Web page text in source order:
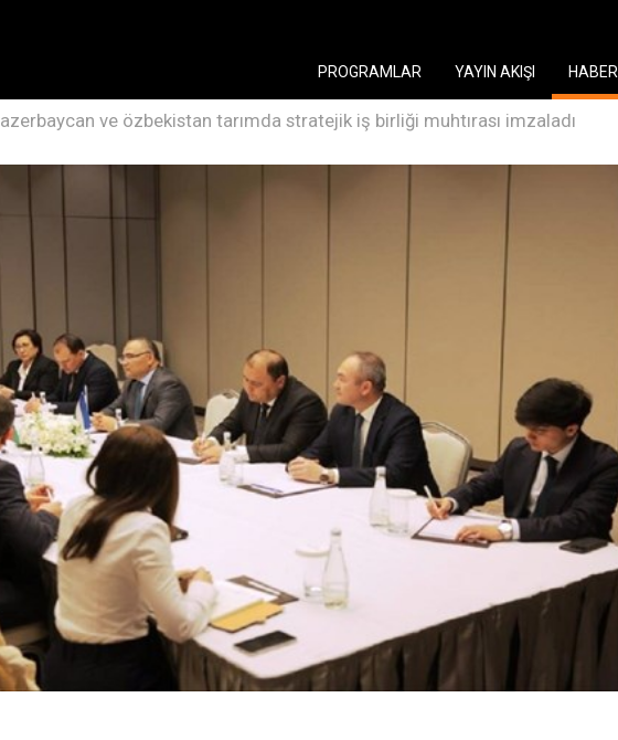
PROGRAMLAR YAYIN AKIŞI HABER
azerbaycan ve özbekistan tarımda stratejik iş birliği muhtırası imzaladı